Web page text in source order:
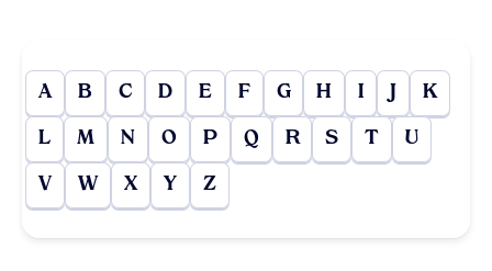
A B C D E F G H I J K
L M N O P Q R S T U
V W X Y Z